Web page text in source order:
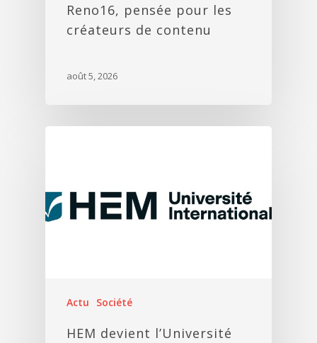
Reno16, pensée pour les
créateurs de contenu
août 5, 2026
Actu Société
HEM devient l’Université